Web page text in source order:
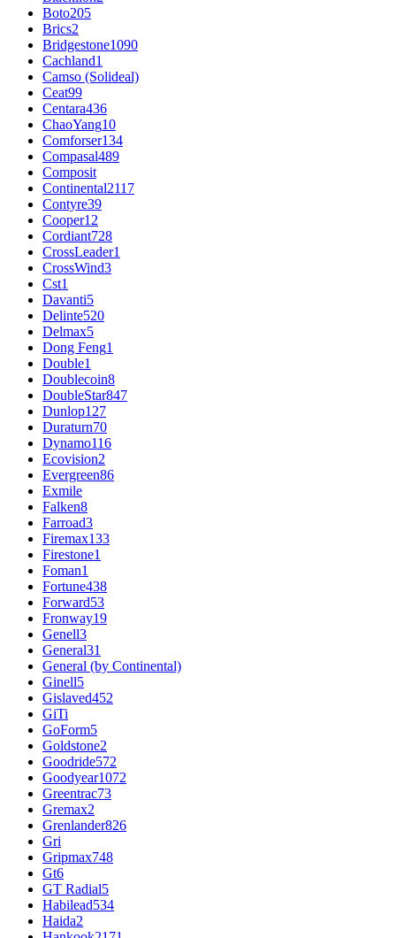
Boto205
Brics2
Bridgestone1090
Cachland1
Camso (Solideal)
Ceat99
Centara436
ChaoYang10
Comforser134
Compasal489
Composit
Continental2117
Contyre39
Cooper12
Cordiant728
CrossLeader1
CrossWind3
Cst1
Davanti5
Delinte520
Delmax5
Dong Feng1
Double1
Doublecoin8
DoubleStar847
Dunlop127
Duraturn70
Dynamo116
Ecovision2
Evergreen86
Exmile
Falken8
Farroad3
Firemax133
Firestone1
Foman1
Fortune438
Forward53
Fronway19
Genell3
General31
General (by Continental)
Ginell5
Gislaved452
GiTi
GoForm5
Goldstone2
Goodride572
Goodyear1072
Greentrac73
Gremax2
Grenlander826
Gri
Gripmax748
Gt6
GT Radial5
Habilead534
Haida2